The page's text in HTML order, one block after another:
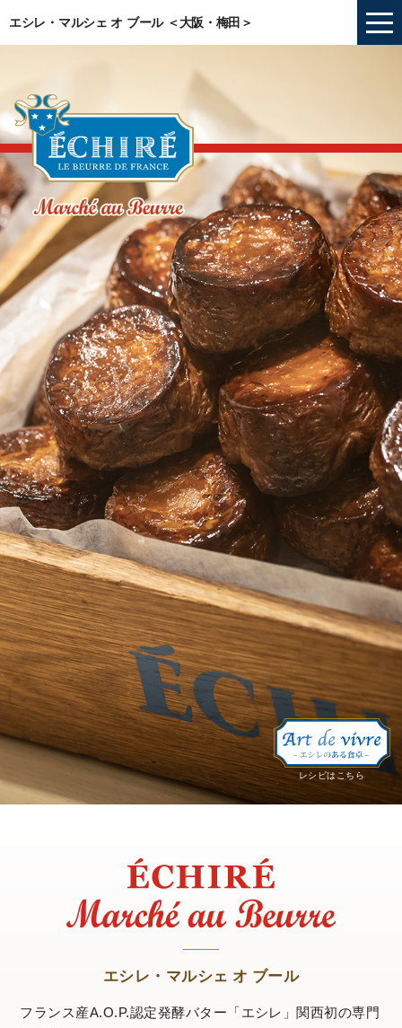
エシレ・マルシェ オ ブール ＜大阪・梅田＞
レシピはこちら
エシレ・マルシェ オ ブール
フランス産A.O.P.認定発酵バター「エシレ」関西初の専門